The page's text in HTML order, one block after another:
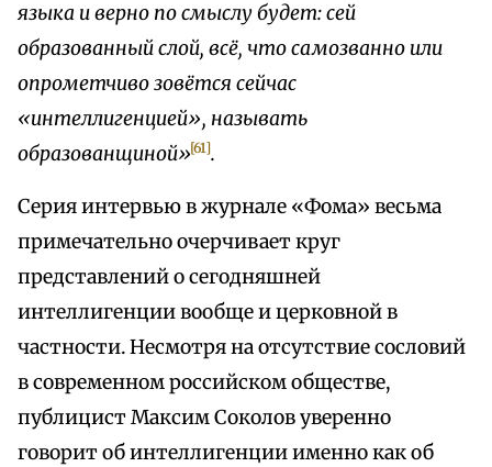
языка и верно по смыслу будет: сей
образованный слой, всё, что самозванно или
опрометчиво зовётся сейчас
«интеллигенцией», называть
образованщиной»[61].
Серия интервью в журнале «Фома» весьма
примечательно очерчивает круг
представлений о сегодняшней
интеллигенции вообще и церковной в
частности. Несмотря на отсутствие сословий
в современном российском обществе,
публицист Максим Соколов уверенно
говорит об интеллигенции именно как об